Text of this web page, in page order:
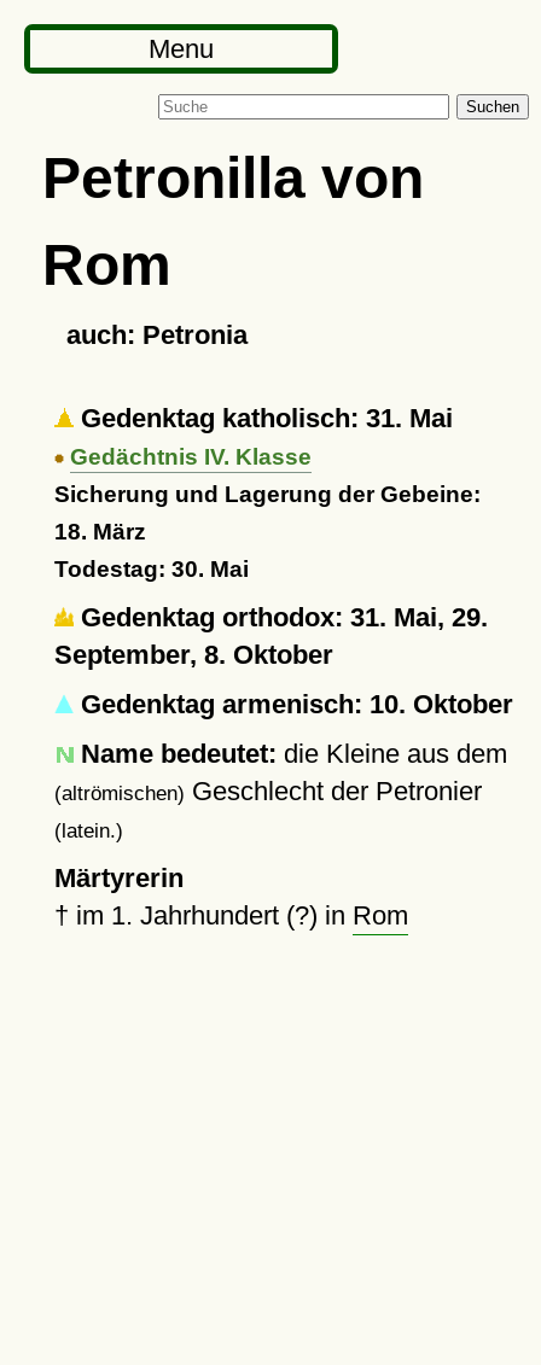
Menu
Suchen
Petronilla von
Rom
auch: Petronia
Gedenktag katholisch: 31. Mai
Gedächtnis IV. Klasse
Sicherung und Lagerung der Gebeine:
18. März
Todestag: 30. Mai
Gedenktag orthodox: 31. Mai, 29.
September, 8. Oktober
Gedenktag armenisch: 10. Oktober
Name bedeutet: die Kleine aus dem
(altrömischen) Geschlecht der Petronier
(latein.)
Märtyrerin
† im 1. Jahrhundert (?) in Rom